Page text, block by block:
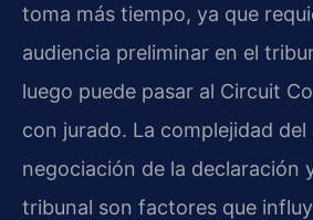
toma más tiempo, ya que
audiencia preliminar en el
luego puede pasar al Circuit
con jurado. La complejidad del
negociación de la declaración
tribunal son factores que